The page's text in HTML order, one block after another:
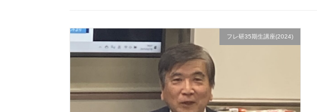
フレ研35期生講座(2024)